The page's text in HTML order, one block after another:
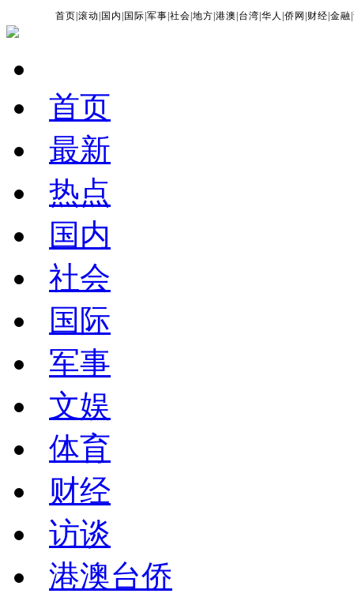
首页 |滚动 国内 国际 |军事 |社会 |地方 |港澳 台湾 |华人 |侨网 财经 |金融 |
首页
最新
热点
国内
社会
国际
军事
文娱
体育
财经
访谈
港澳台侨